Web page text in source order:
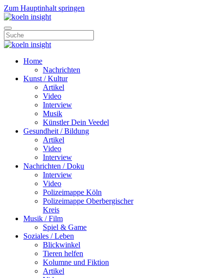
Zum Hauptinhalt springen
Home
Nachrichten
Kunst / Kultur
Artikel
Video
Interview
Musik
Künstler Dein Veedel
Gesundheit / Bildung
Artikel
Video
Interview
Nachrichten / Doku
Interview
Video
Polizeimappe Köln
Polizeimappe Oberbergischer
Kreis
Musik / Film
Spiel & Game
Soziales / Leben
Blickwinkel
Tieren helfen
Kolumne und Fiktion
Artikel